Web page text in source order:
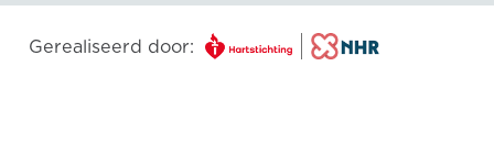
Gerealiseerd door: